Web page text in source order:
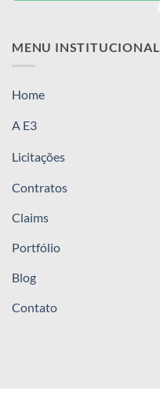
MENU INSTITUCIONAL
Home
A E3
Licitações
Contratos
Claims
Portfólio
Blog
Contato